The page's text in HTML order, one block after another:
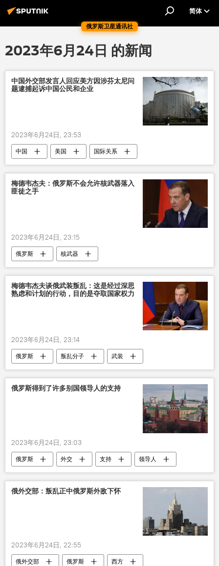
俄罗斯卫星通讯社
简体
2023年6月24日 的新闻
中国外交部发言人回应美方因涉芬太尼问
题逮捕起诉中国公民和企业
2023年6月24日, 23:53
中国 美国 国际关系
梅德韦杰夫：俄罗斯不会允许核武器落入
匪徒之手
2023年6月24日, 23:15
俄罗斯
核武器
德米特里•梅德韦杰夫
梅德韦杰夫谈俄武装叛乱：这是经过深思
熟虑和计划的行动，目的是夺取国家权力
2023年6月24日, 23:14
俄罗斯 叛乱分子
武装
计划
德米特里•梅德韦杰夫
俄罗斯得到了许多别国领导人的支持
2023年6月24日, 23:03
俄罗斯 外交 支持 领导人
俄外交部：叛乱正中俄罗斯外敌下怀
2023年6月24日, 22:55
俄外交部 俄罗斯
西方